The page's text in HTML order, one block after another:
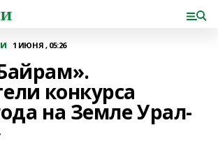
1 ИЮНЯ , 05:26
конкурса
на Земле Урал-